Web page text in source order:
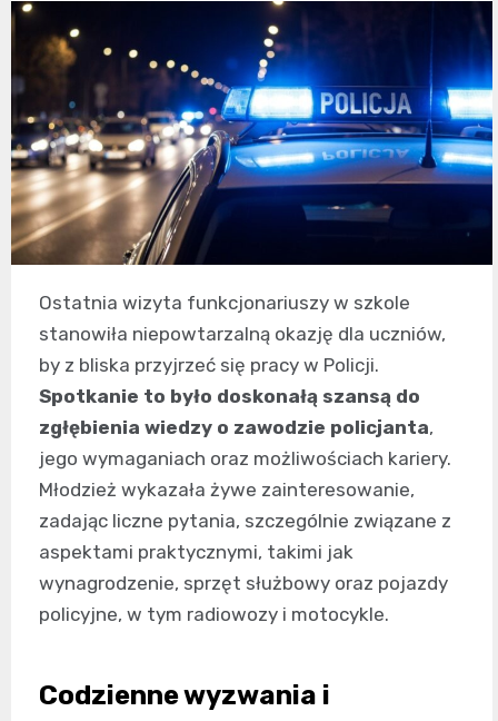
Ostatnia wizyta funkcjonariuszy w szkole
stanowiła niepowtarzalną okazję dla uczniów,
by z bliska przyjrzeć się pracy w Policji.
Spotkanie to było doskonałą szansą do
zgłębienia wiedzy o zawodzie policjanta,
jego wymaganiach oraz możliwościach kariery.
Młodzież wykazała żywe zainteresowanie,
zadając liczne pytania, szczególnie związane z
aspektami praktycznymi, takimi jak
wynagrodzenie, sprzęt służbowy oraz pojazdy
policyjne, w tym radiowozy i motocykle.
Codzienne wyzwania i